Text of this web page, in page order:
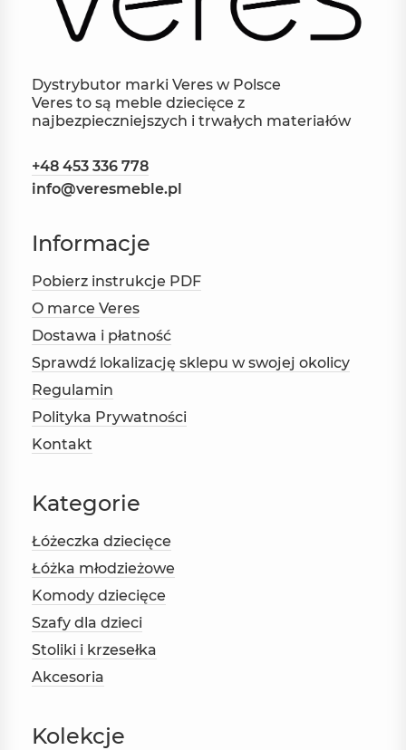
Dystrybutor marki Veres w Polsce
Veres to są meble dziecięce z
najbezpieczniejszych i trwałych materiałów
+48 453 336 778
info@veresmeble.pl
Informacje
Pobierz instrukcje PDF
O marce Veres
Dostawa i płatność
Sprawdź lokalizację sklepu w swojej okolicy
Regulamin
Polityka Prywatności
Kontakt
Kategorie
Łóżeczka dziecięce
Łóżka młodzieżowe
Komody dziecięce
Szafy dla dzieci
Stoliki i krzesełka
Akcesoria
Kolekcje